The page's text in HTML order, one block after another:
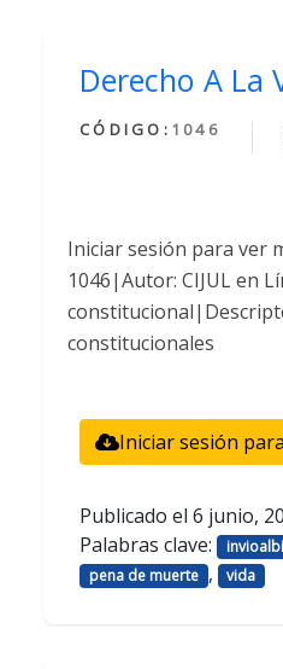
Derecho A La
CÓDIGO: 1046
Iniciar sesión para ver
1046|Autor: CIJUL en
constitucionales
Iniciar sesión
Publicado el 6 junio,
Palabras clave:
pena de muerte , vida